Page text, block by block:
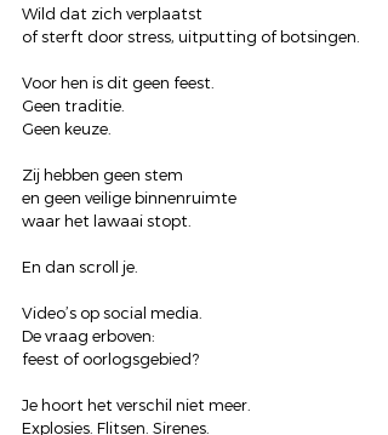
Wild dat zich verplaatst
of sterft door stress, uitputting of botsingen.
Voor hen is dit geen feest.
Geen traditie.
Geen keuze.
Zij hebben geen stem
en geen veilige binnenruimte
waar het lawaai stopt.
En dan scroll je.
Video’s op social media.
De vraag erboven:
feest of oorlogsgebied?
Je hoort het verschil niet meer.
Explosies. Flitsen. Sirenes.